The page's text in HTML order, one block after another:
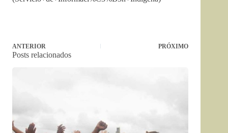
ANTERIOR PRÓXIMO
Posts relacionados